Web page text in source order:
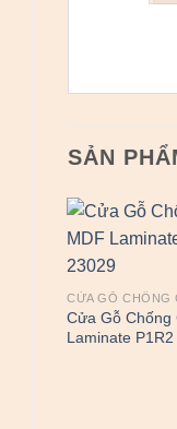
SẢN
CỬA GỖ CHỐNG
Cửa Gỗ Chống
Laminate